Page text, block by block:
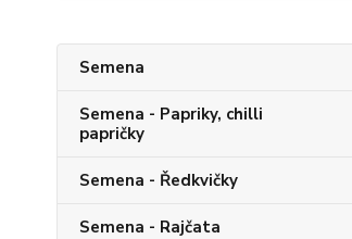
Semena
Semena - Papriky, chilli
papričky
Semena - Ředkvičky
Semena - Rajčata